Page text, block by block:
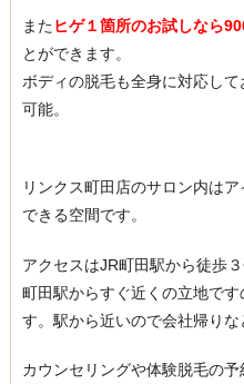
またヒゲ１箇所のお試しなら
とができます。
ボディの脱毛も全身に対応し
可能。
リンクス町田店のサロン内は
できる空間です。
アクセスはJR町田駅から徒歩３
町田駅からすぐ近くの立地で
す。駅から近いので会社帰りな
カウンセリングや体験脱毛の